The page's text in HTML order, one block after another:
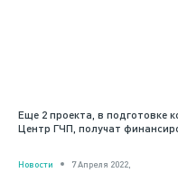
Еще 2 проекта, в подготовке
Центр ГЧП, получат
Новости 7 Апреля 2022,